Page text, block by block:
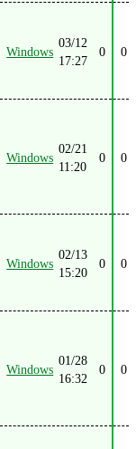
Windows
03/12
17:27
0 0
Windows
02/21
11:20
0 0
Windows
02/13
15:20
0 0
Windows
01/28
16:32
0 0